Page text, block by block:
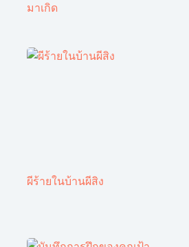
มาเกิด
ผีร้ายในบ้านผีสิง